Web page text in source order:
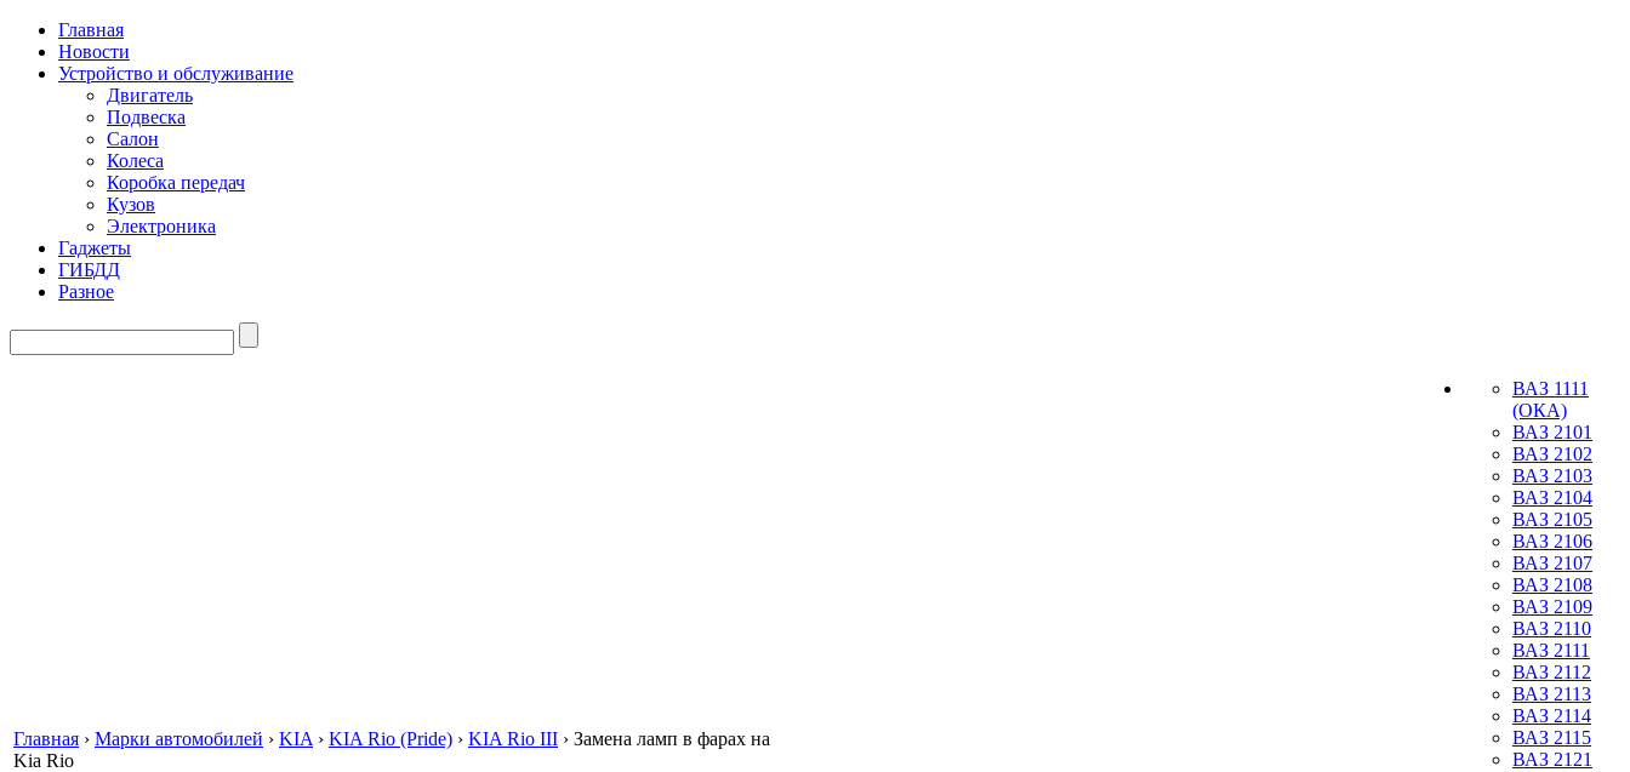
Главная
Новости
Устройство и обслуживание
Двигатель
Подвеска
Салон
Колеса
Коробка передач
Кузов
Электроника
Гаджеты
ГИБДД
Разное
Главная › Марки автомобилей › KIA › KIA Rio (Pride) › KIA Rio III › Замена ламп в фарах на
Kia Rio
ВАЗ 1111
(ОКА)
ВАЗ 2101
ВАЗ 2102
ВАЗ 2103
ВАЗ 2104
ВАЗ 2105
ВАЗ 2106
ВАЗ 2107
ВАЗ 2108
ВАЗ 2109
ВАЗ 2110
ВАЗ 2111
ВАЗ 2112
ВАЗ 2113
ВАЗ 2114
ВАЗ 2115
ВАЗ 2121